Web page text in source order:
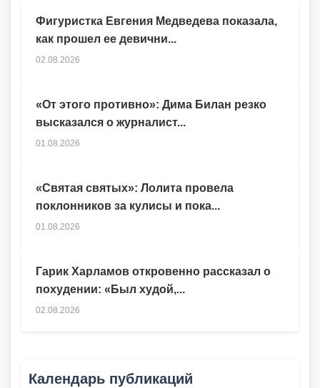
Гарик Харламов откровенно рассказал о
похудении: «Был худой,...
02.08.2026
Фигуристка Евгения Медведева показала,
как прошел ее девични...
02.08.2026
«От этого противно»: Дима Билан резко
высказался о журналист...
01.08.2026
«Святая святых»: Лолита провела
поклонников за кулисы и пока...
01.08.2026
Календарь публикаций